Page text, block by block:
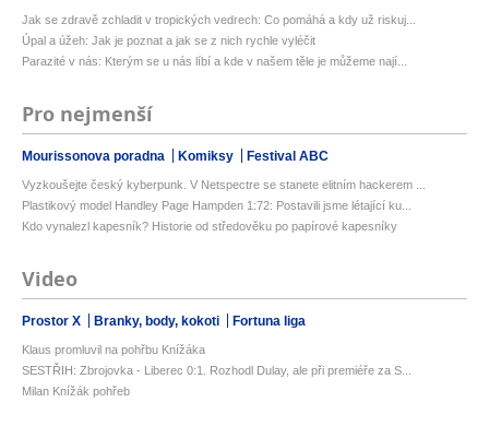
Jak se zdravě zchladit v tropických vedrech: Co pomáhá a kdy už riskuj...
Úpal a úžeh: Jak je poznat a jak se z nich rychle vyléčit
Parazité v nás: Kterým se u nás líbí a kde v našem těle je můžeme nají...
Pro nejmenší
Mourissonova poradna Komiksy Festival ABC
Vyzkoušejte český kyberpunk. V Netspectre se stanete elitním hackerem ...
Plastikový model Handley Page Hampden 1:72: Postavili jsme létající ku...
Kdo vynalezl kapesník? Historie od středověku po papírové kapesníky
Video
Prostor X Branky, body, kokoti Fortuna liga
Klaus promluvil na pohřbu Knížáka
SESTŘIH: Zbrojovka - Liberec 0:1. Rozhodl Dulay, ale při premiéře za S...
Milan Knížák pohřeb